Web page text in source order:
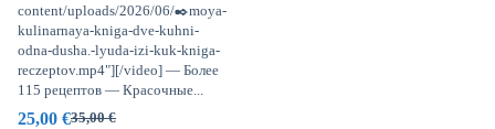
35,00€
25,00 €
content/uploads/2026/06/✒️moya-
kulinarnaya-kniga-dve-kuhni-
odna-dusha.-lyuda-izi-kuk-kniga-
reczeptov.mp4"][/video] — Более
115 рецептов — Красочные...